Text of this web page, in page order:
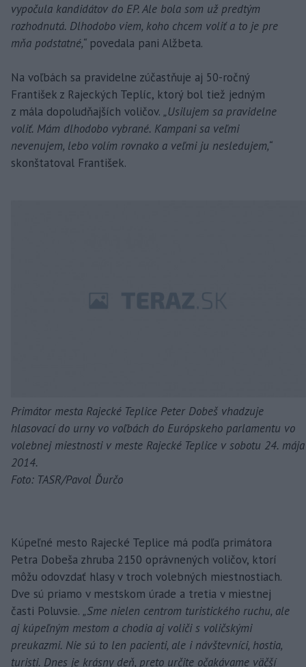
vypočula kandidátov do EP. Ale bola som už predtým
rozhodnutá. Dlhodobo viem, koho chcem voliť a to je pre
mňa podstatné,“ povedala pani Alžbeta.
Na voľbách sa pravidelne zúčastňuje aj 50-ročný
František z Rajeckých Teplíc, ktorý bol tiež jedným
z mála dopoludňajších voličov. „Usilujem sa pravidelne
voliť. Mám dlhodobo vybrané. Kampani sa veľmi
nevenujem, lebo volím rovnako a veľmi ju nesledujem,“
skonštatoval František.
Primátor mesta Rajecké Teplice Peter Dobeš vhadzuje
hlasovací do urny vo voľbách do Európskeho parlamentu vo
volebnej miestnosti v meste Rajecké Teplice v sobotu 24. mája
2014.
Foto: TASR/Pavol Ďurčo
Kúpeľné mesto Rajecké Teplice má podľa primátora
Petra Dobeša zhruba 2150 oprávnených voličov, ktorí
môžu odovzdať hlasy v troch volebných miestnostiach.
Dve sú priamo v mestskom úrade a tretia v miestnej
časti Poluvsie. „Sme nielen centrom turistického ruchu, ale
aj kúpeľným mestom a chodia aj voliči s voličskými
preukazmi. Nie sú to len pacienti, ale i návštevníci, hostia,
turisti. Dnes je krásny deň, preto určite očakávame väčší